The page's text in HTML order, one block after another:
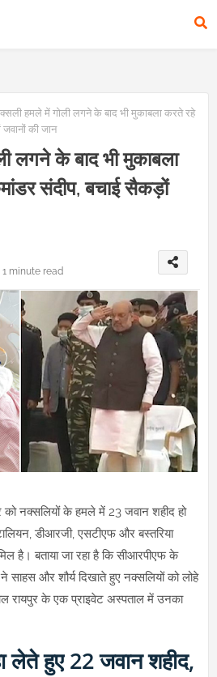
हमले में गोली लगने के बाद भी मुकाबला करते रहे
की जान
लगने के बाद भी मुकाबला
संदीप, बचाई सैकड़ों
1 minute read
को नक्सलियों के हमले में 23 जवान शहीद हो
डीआरजी, एसटीएफ और बस्तरिया
है। बताया जा रहा है कि सीआरपीएफ के
साहस और शौर्य दिखाते हुए नक्सलियों को लोहे
रायपुर के एक प्राइवेट अस्पताल में उनका
लेते हुए 22 जवान शहीद,